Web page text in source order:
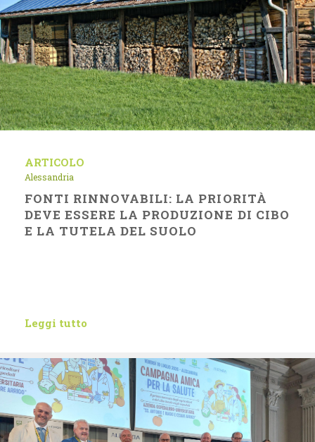
ARTICOLO
Alessandria
FONTI RINNOVABILI: LA PRIORITÀ
DEVE ESSERE LA PRODUZIONE DI CIBO
E LA TUTELA DEL SUOLO
Leggi tutto